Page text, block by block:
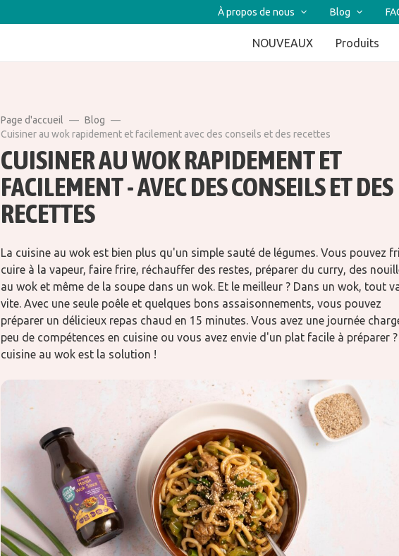
À propos de nous Blog
NOUVEAUX Produits
Page d'accueil
Blog
Cuisiner au wok rapidement et facilement avec des conseils et des recettes
CUISINER AU WOK RAPIDEMENT ET
FACILEMENT - AVEC DES CONSEILS ET DES
RECETTES
La cuisine au wok est bien plus qu'un simple sauté de légumes. Vous pouvez
cuire à la vapeur, faire frire, réchauffer des restes, préparer du curry, des
au wok et même de la soupe dans un wok. Et le meilleur ? Dans un wok, tout
vite. Avec une seule poêle et quelques bons assaisonnements, vous pouvez
préparer un délicieux repas chaud en 15 minutes. Vous avez une journée
peu de compétences en cuisine ou vous avez envie d'un plat facile à préparer ?
cuisine au wok est la solution !